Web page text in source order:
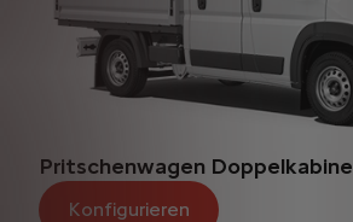
Pritschenwagen Doppelkabine
Konfigurieren